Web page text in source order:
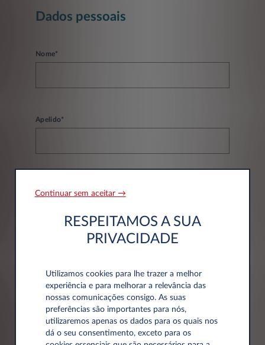
Dados pessoais
Nome*
Apelido*
Continuar sem aceitar →
RESPEITAMOS A SUA
PRIVACIDADE
Utilizamos cookies para lhe trazer a melhor
experiência e para melhorar a relevância das
nossas comunicações consigo. As suas
preferências são importantes para nós,
utilizaremos apenas os dados para os quais nos
dá o seu consentimento, exceto para os